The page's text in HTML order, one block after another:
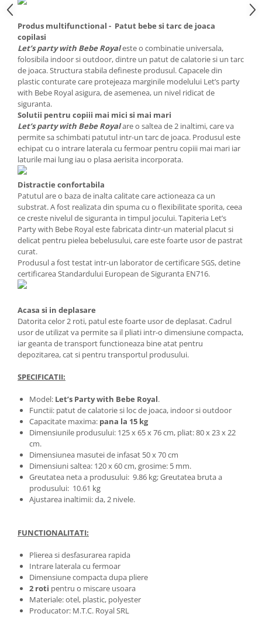
Produs multifunctional - Patut bebe si tarc de joaca
copilasi
Let’s party with Bebe Royaleste o combinatie universala,
folosibila indoor si outdoor, dintre un patut de calatorie si un tarc
de joaca. Structura stabila defineste produsul. Capacele din
plastic conturate care protejeaza marginile modelului Let’s party
with Bebe Royal asigura, de asemenea, un nivel ridicat de
siguranta.
Solutii pentru copiii mai mici si mai mari
Let’s party with Bebe Royalare o saltea de 2 inaltimi, care va
permite sa schimbati patutul intr-un tarc de joaca. Produsul este
echipat cu o intrare laterala cu fermoar pentru copiii mai mari iar
laturile mai lung iau o plasa aerisita incorporata.
Distractie confortabila
Patutul are o baza de inalta calitate care actioneaza ca un
substrat. A fost realizata din spuma cu o flexibilitate sporita, ceea
ce creste nivelul de siguranta in timpul jocului. Tapiteria Let’s
Party with Bebe Royal este fabricata dintr-un material placut si
delicat pentru pielea bebelusului, care este foarte usor de pastrat
curat.
Produsul a fost testat intr-un laborator de certificare SGS, detine
certificarea Standardului European de Siguranta EN716.
Acasa si in deplasare
Datorita celor 2 roti, patul este foarte usor de deplasat. Cadrul
usor de utilizat va permite sa il pliati intr-o dimensiune compacta,
iar geanta de transport functioneaza bine atat pentru
depozitarea, cat si pentru transportul produsului.
SPECIFICATII:
Model: Let’s Party with Bebe Royal.
Functii: patut de calatorie si loc de joaca, indoor si outdoor
Capacitate maxima: pana la 15 kg
Dimensiunile produsului: 125 x 65 x 76 cm, pliat: 80 x 23 x 22
cm.
Dimensiunea masutei de infasat 50 x 70 cm
Dimensiuni saltea: 120 x 60 cm, grosime: 5 mm.
Greutatea neta a produsului: 9.86 kg; Greutatea bruta a
produsului: 10.61 kg
Ajustarea inaltimii: da, 2 nivele.
FUNCTIONALITATI:
Plierea si desfasurarea rapida
Intrare laterala cu fermoar
Dimensiune compacta dupa pliere
2 roti pentru o miscare usoara
Materiale: otel, plastic, polyester
Producator: M.T.C. Royal SRL